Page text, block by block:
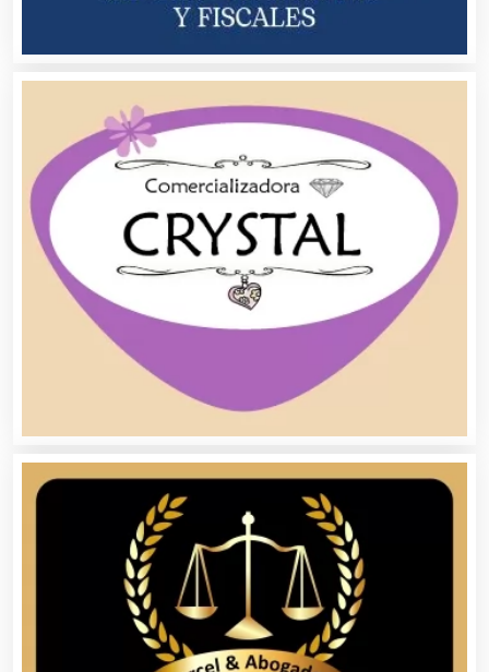
Audios para Eventos
Autobuses
Automatización
Automóviles Nuevos y Usados
Autopartes Eléctricas
Balnearios
Bancos